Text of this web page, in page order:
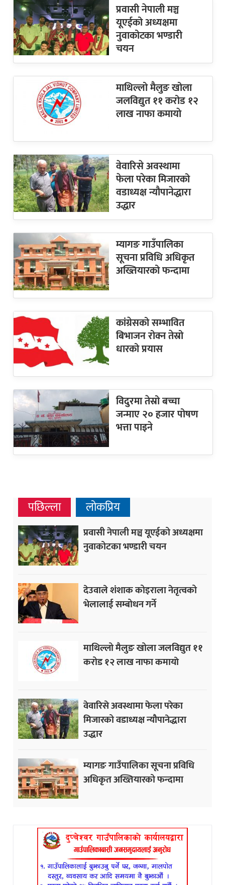
प्रवासी नेपाली मञ्च
यूएईको अध्यक्षमा
नुवाकोटका भण्डारी
चयन
माथिल्लो मैलुङ खोला
जलविद्युत ११ करोड १२
लाख नाफा कमायाे
वेवारिसे अवस्थामा
फेला परेका मिजारको
वडाध्यक्ष न्यौपानेद्धारा
उद्धार
म्यागङ गाउँपालिका
सूचना प्रविधि अधिकृत
अख्तियारको फन्दामा
कांग्रेसको सम्भावित
बिभाजन रोक्न तेस्रो
धारको प्रयास
विदुरमा तेस्रो बच्चा
जन्माए २० हजार पोषण
भत्ता पाइने
पछिल्ला लोकप्रिय
प्रवासी नेपाली मञ्च यूएईको अध्यक्षमा
नुवाकोटका भण्डारी चयन
देउवाले शंशाक कोइराला नेतृत्वको
भेलालाई सम्बोधन गर्ने
माथिल्लो मैलुङ खोला जलविद्युत ११
करोड १२ लाख नाफा कमायाे
वेवारिसे अवस्थामा फेला परेका
मिजारको वडाध्यक्ष न्यौपानेद्धारा
उद्धार
म्यागङ गाउँपालिका सूचना प्रविधि
अधिकृत अख्तियारको फन्दामा